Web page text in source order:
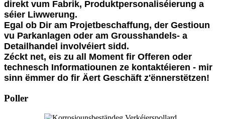
direkt vum Fabrik, Produktpersonaliséierung a
séier Liwwerung.
Egal ob Dir am Projetbeschaffung, der Gestioun
vu Parkanlagen oder am Grousshandels- a
Detailhandel involvéiert sidd.
Zéckt net, eis zu all Moment fir Offeren oder
technesch Informatiounen ze kontaktéieren - mir
sinn ëmmer do fir Äert Geschäft z'ënnerstëtzen!
Poller